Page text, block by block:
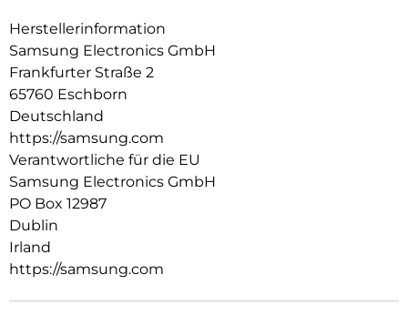
Herstellerinformation
Samsung Electronics GmbH
Frankfurter Straße 2
65760 Eschborn
Deutschland
https://samsung.com
Verantwortliche für die EU
Samsung Electronics GmbH
PO Box 12987
Dublin
Irland
https://samsung.com